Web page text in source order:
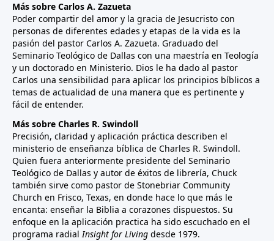
Más sobre Carlos A. Zazueta
Poder compartir del amor y la gracia de Jesucristo con
personas de diferentes edades y etapas de la vida es la
pasión del pastor Carlos A. Zazueta. Graduado del
Seminario Teológico de Dallas con una maestría en Teología
y un doctorado en Ministerio. Dios le ha dado al pastor
Carlos una sensibilidad para aplicar los principios bíblicos a
temas de actualidad de una manera que es pertinente y
fácil de entender.
Más sobre Charles R. Swindoll
Precisión, claridad y aplicación práctica describen el
ministerio de enseñanza bíblica de Charles R. Swindoll.
Quien fuera anteriormente presidente del Seminario
Teológico de Dallas y autor de éxitos de librería, Chuck
también sirve como pastor de Stonebriar Community
Church en Frisco, Texas, en donde hace lo que más le
encanta: enseñar la Biblia a corazones dispuestos. Su
enfoque en la aplicación practica ha sido escuchado en el
programa radialInsight for Living desde 1979.